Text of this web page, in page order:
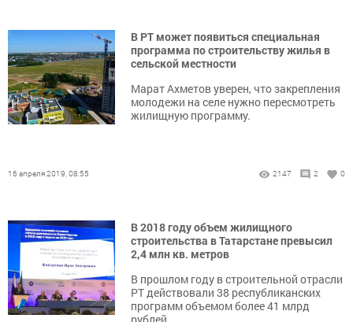
В РТ может появиться специальная
программа по строительству жилья в
сельской местности
Марат Ахметов уверен, что закрепления
молодежи на селе нужно пересмотреть
жилищную программу.
16 апреля 2019, 08:55 2147 2 0
В 2018 году объем жилищного
строительства в Татарстане превысил
2,4 млн кв. метров
В прошлом году в строительной отрасли
РТ действовали 38 республиканских
программ объемом более 41 млрд